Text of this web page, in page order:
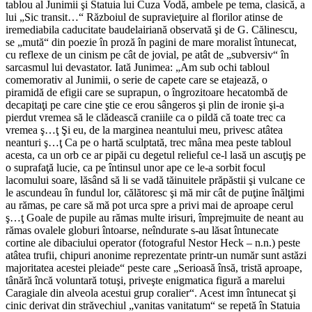
tablou al Junimii şi Statuia lui Cuza Vodă, ambele pe tema, clasică, a
lui „Sic transit…“ Războiul de supravieţuire al florilor atinse de
iremediabila caducitate baudelairiană observată şi de G. Călinescu,
se „mută“ din poezie în proză în pagini de mare moralist întunecat,
cu reflexe de un cinism pe cât de jovial, pe atât de „subversiv“ în
sarcasmul lui devastator. Iată Junimea: „Am sub ochi tabloul
comemorativ al Junimii, o serie de capete care se etajează, o
piramidă de efigii care se suprapun, o îngrozitoare hecatombă de
decapitaţi pe care cine ştie ce erou sângeros şi plin de ironie şi-a
pierdut vremea să le clădească craniile ca o pildă că toate trec ca
vremea ş…ţ Şi eu, de la marginea neantului meu, privesc atâtea
neanturi ş…ţ Ca pe o hartă sculptată, trec mâna mea peste tabloul
acesta, ca un orb ce ar pipăi cu degetul relieful ce-l lasă un ascuţiş pe
o suprafaţă lucie, ca pe întinsul unor ape ce le-a sorbit focul
lacomului soare, lăsând să li se vadă tăinuitele prăpăstii şi vulcane ce
le ascundeau în fundul lor, călătoresc şi mă mir cât de puţine înălţimi
au rămas, pe care să mă pot urca spre a privi mai de aproape cerul
ş…ţ Goale de pupile au rămas multe irisuri, împrejmuite de neant au
rămas ovalele globuri întoarse, neîndurate s-au lăsat întunecate
cortine ale dibaciului operator (fotograful Nestor Heck – n.n.) peste
atâtea trufii, chipuri anonime reprezentate printr-un număr sunt astăzi
majoritatea acestei pleiade“ peste care „Serioasă însă, tristă aproape,
tânără încă voluntară totuşi, priveşte enigmatica figură a marelui
Caragiale din alveola acestui grup coralier“. Acest imn întunecat şi
cinic derivat din străvechiul „vanitas vanitatum“ se repetă în Statuia